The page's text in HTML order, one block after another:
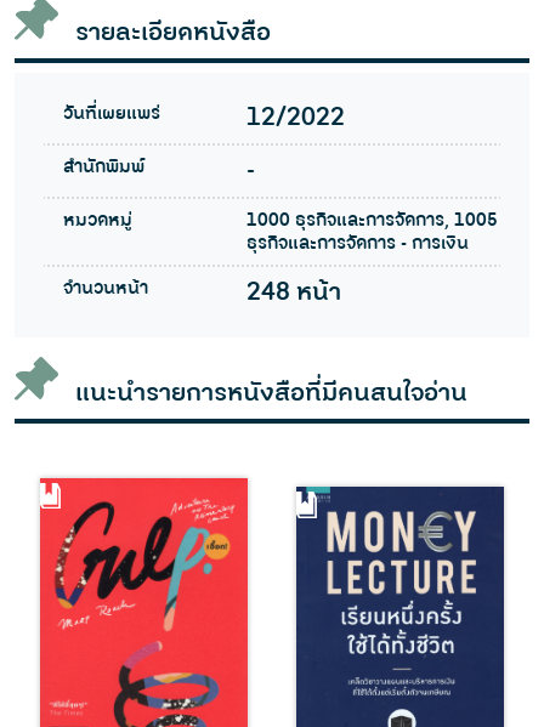
รายละเอียดหนังสือ
วันที่เผยแพร่ 12/2022
สำนักพิมพ์ -
หมวดหมู่
1000 ธุรกิจและการจัดการ, 1005
ธุรกิจและการจัดการ - การเงิน
จำนวนหน้า
248 หน้า
แนะนำรายการหนังสือที่มีคนสนใจอ่าน